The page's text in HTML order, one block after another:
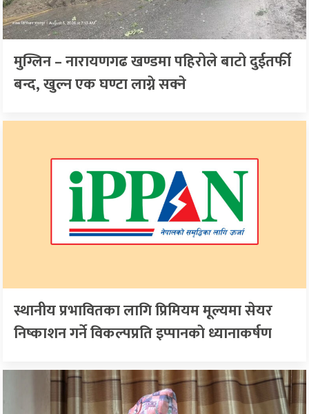
मुग्लिन – नारायणगढ खण्डमा पहिरोले बाटो दुईतर्फी
बन्द, खुल्न एक घण्टा लाग्ने सक्ने
स्थानीय प्रभावितका लागि प्रिमियम मूल्यमा सेयर
निष्काशन गर्ने विकल्पप्रति इप्पानकाे ध्यानाकर्षण